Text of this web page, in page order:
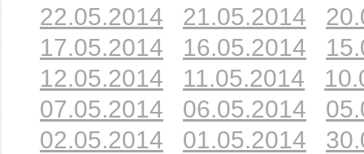
22.05.2014
21.05.2014
17.05.2014
16.05.2014
12.05.2014
11.05.2014
07.05.2014
06.05.2014
02.05.2014
01.05.2014